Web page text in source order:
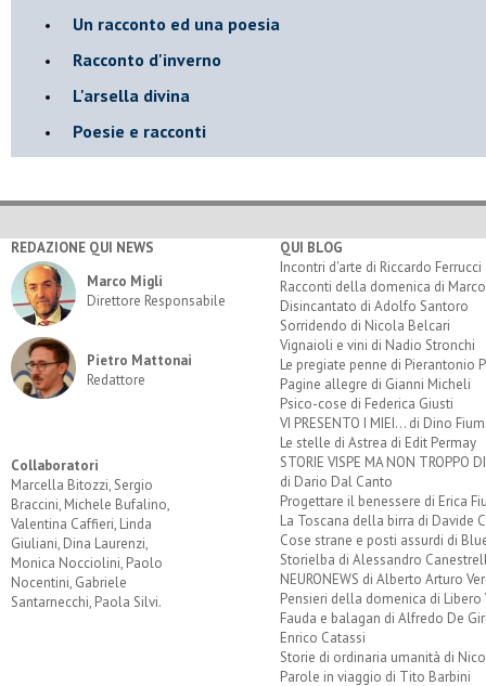
Un racconto ed una poesia
Racconto d'inverno
​L'arsella divina
Poesie e racconti
REDAZIONE QUI NEWS
Marco Migli
Direttore Responsabile
Pietro Mattonai
Redattore
Collaboratori
Marcella Bitozzi, Sergio
Braccini, Michele Bufalino,
Valentina Caffieri, Linda
Giuliani, Dina Laurenzi,
Monica Nocciolini, Paolo
Nocentini, Gabriele
Santarnecchi, Paola Silvi.
QUI BLOG
Incontri d'arte di Riccardo Ferrucci
Racconti della domenica di
Disincantato di Adolfo Santoro
Sorridendo di Nicola Belcari
Vignaioli e vini di Nadio Stronchi
Le pregiate penne di Pierantonio
Pagine allegre di Gianni Micheli
Psico-cose di Federica Giusti
VI PRESENTO I MIEI... di Dino
Le stelle di Astrea di Edit Permay
STORIE VISPE MA NON TROPPO
di Dario Dal Canto
Progettare il benessere di Erica
La Toscana della birra di Davide
Cose strane e posti assurdi di
Storielba di Alessandro
NEURONEWS di Alberto Arturo
Pensieri della domenica di Libero
Fauda e balagan di Alfredo De
Enrico Catassi
Storie di ordinaria umanità di
Parole in viaggio di Tito Barbini